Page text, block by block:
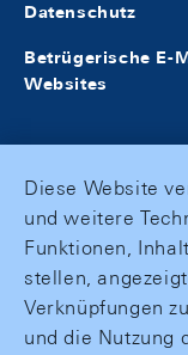
Datenschutz
Betrügerische E-
Websites
Diese Website
und weitere
Funktionen,
stellen,
Verknüpfungen
und die Nutzung